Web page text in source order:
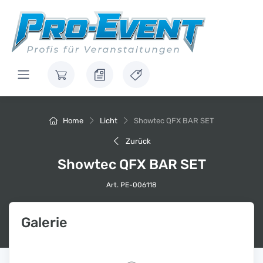
Home Licht Showtec QFX BAR SET
Zurück
Showtec QFX BAR SET
Art. PE-006118
Galerie